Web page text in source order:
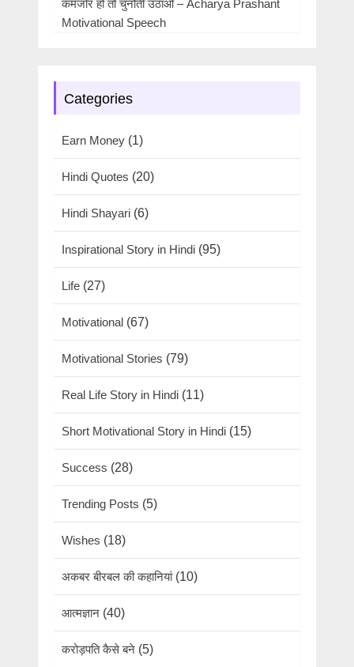
कमजोर हो तो चुनौती उठाओ – Acharya Prashant
Motivational Speech
Categories
Earn Money (1)
Hindi Quotes (20)
Hindi Shayari (6)
Inspirational Story in Hindi (95)
Life (27)
Motivational (67)
Motivational Stories (79)
Real Life Story in Hindi (11)
Short Motivational Story in Hindi (15)
Success (28)
Trending Posts (5)
Wishes (18)
अकबर बीरबल की कहानियां(10)
आत्मज्ञान (40)
करोड़पति कैसे बने (5)